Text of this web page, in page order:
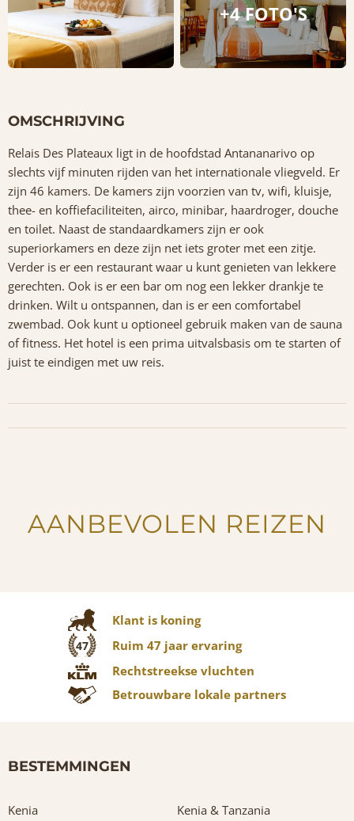
+4 FOTO'S
OMSCHRIJVING
Relais Des Plateaux ligt in de hoofdstad Antananarivo op
slechts vijf minuten rijden van het internationale vliegveld. Er
zijn 46 kamers. De kamers zijn voorzien van tv, wifi, kluisje,
thee- en koffiefaciliteiten, airco, minibar, haardroger, douche
en toilet. Naast de standaardkamers zijn er ook
superiorkamers en deze zijn net iets groter met een zitje.
Verder is er een restaurant waar u kunt genieten van lekkere
gerechten. Ook is er een bar om nog een lekker drankje te
drinken. Wilt u ontspannen, dan is er een comfortabel
zwembad. Ook kunt u optioneel gebruik maken van de sauna
of fitness. Het hotel is een prima uitvalsbasis om te starten of
juist te eindigen met uw reis.
AANBEVOLEN REIZEN
Klant is koning
47
Ruim 47 jaar ervaring
Rechtstreekse vluchten
Betrouwbare lokale partners
BESTEMMINGEN
Kenia
Kenia & Tanzania